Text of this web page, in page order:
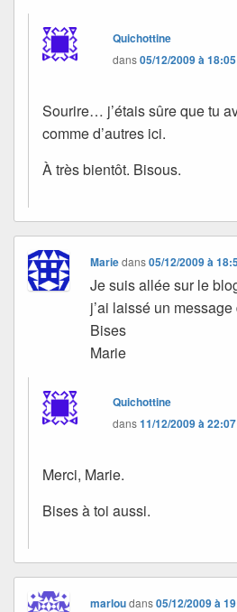
Quichottine
dans05/12/2009 à 18:05
Sourire… j’étais sûre que tu
comme d’autres ici.
À très bientôt. Bisous.
Mariedans05/12/2009 à
Je suis allée sur le
j’ai laissé un
Bises
Marie
Quichottine
dans11/12/2009 à 22:07
Merci, Marie.
Bises à toi aussi.
marloudans05/12/2009 à